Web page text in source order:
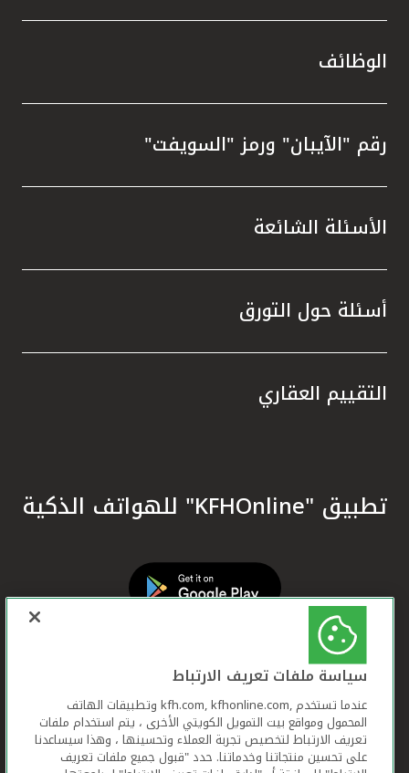
الوظائف
رقم "الآيبان" ورمز "السويفت"
الأسئلة الشائعة
أسئلة حول التورق
التقييم العقاري
تطبيق "KFHOnline" للهواتف الذكية
سياسة ملفات تعريف الارتباط
عندما تستخدم ,kfh.com, kfhonline.com وتطبيقات الهاتف
المحمول ومواقع بيت التمويل الكويتي الأخرى ، يتم استخدام ملفات
تعريف الارتباط لتخصيص تجربة العملاء وتحسينها ، وهذا سيساعدنا
على تحسين منتجاتنا وخدماتنا. حدد "قبول جميع ملفات تعريف